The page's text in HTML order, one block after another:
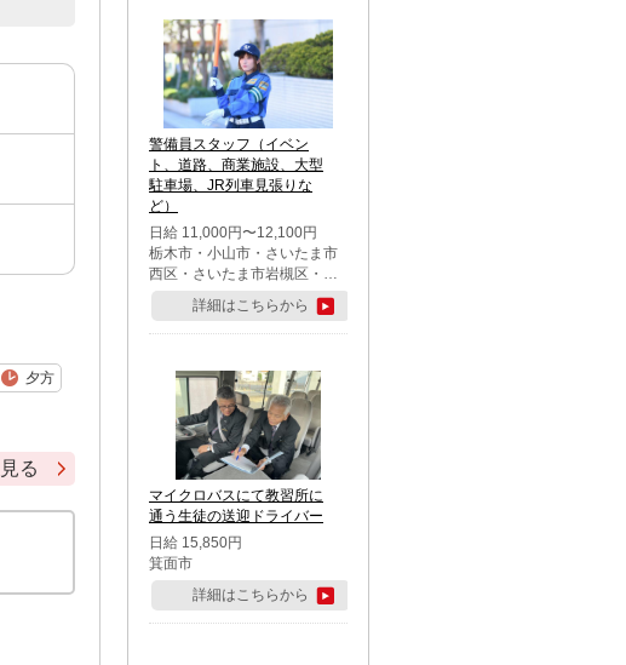
夕方
る
警備員スタッフ（イベン
ト、道路、商業施設、大型
駐車場、JR列車見張りな
ど）
日給 11,000円〜12,100円
栃木市・小山市・さいたま市
西区・さいたま市岩槻区・久
喜市・蓮田市
詳細はこちらから
マイクロバスにて教習所に
通う生徒の送迎ドライバー
日給 15,850円
箕面市
詳細はこちらから